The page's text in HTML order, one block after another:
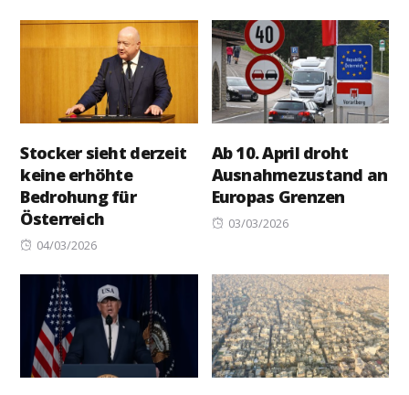
Stocker sieht derzeit
keine erhöhte
Bedrohung für
Österreich
Posted
04/03/2026
Ab 10. April droht
Ausnahmezustand an
Europas Grenzen
Posted
03/03/2026